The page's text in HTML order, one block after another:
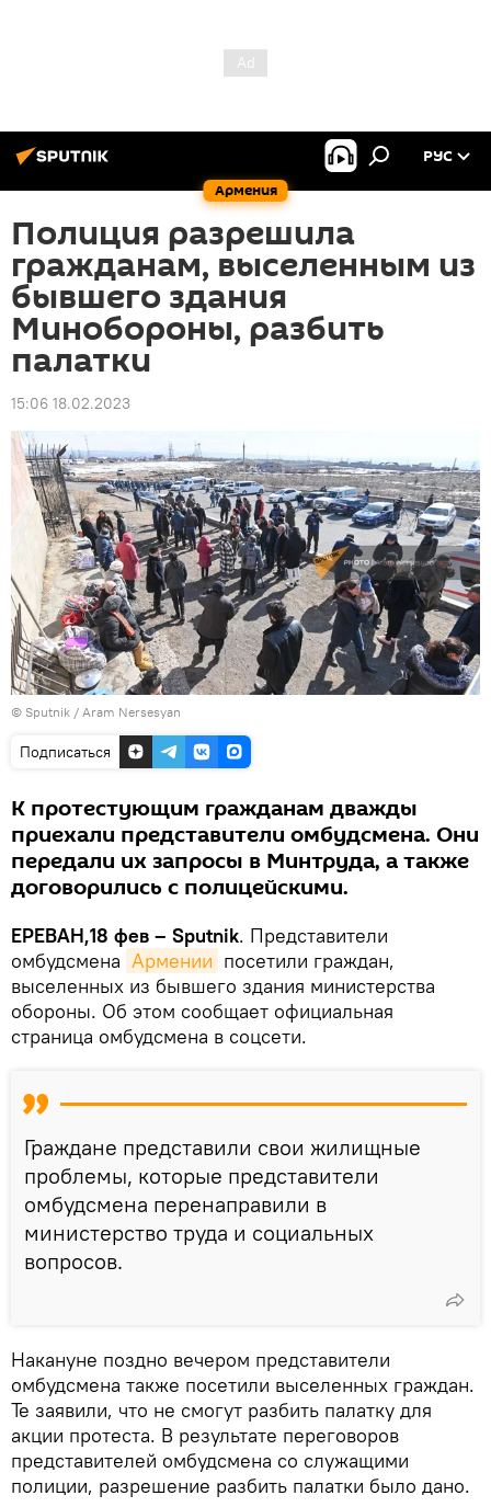
Армения
РУС
Полиция разрешила
гражданам, выселенным из
бывшего здания
Минобороны, разбить
палатки
15:06 18.02.2023
© Sputnik / Aram Nersesyan
Подписаться
К протестующим гражданам дважды
приехали представители омбудсмена. Они
передали их запросы в Минтруда, а также
договорились с полицейскими.
ЕРЕВАН,18 фев – Sputnik. Представители
омбудсмена Армении посетили граждан,
выселенных из бывшего здания министерства
обороны. Об этом сообщает официальная
страница омбудсмена в соцсети.
Граждане представили свои жилищные
проблемы, которые представители
омбудсмена перенаправили в
министерство труда и социальных
вопросов.
Накануне поздно вечером представители
омбудсмена также посетили выселенных граждан.
Те заявили, что не смогут разбить палатку для
акции протеста. В результате переговоров
представителей омбудсмена со служащими
полиции, разрешение разбить палатки было дано.